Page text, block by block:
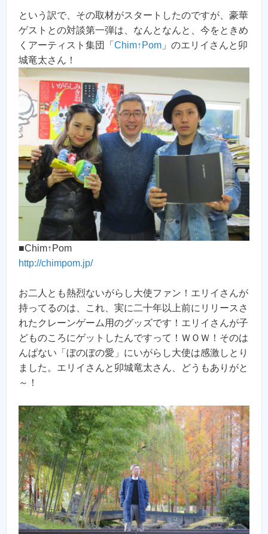
という訳で、その取材がスタートしたのですが、豪華
ゲストとの対談第一弾は、なんとなんと、今をときめ
くアーティスト集団「 Chim↑Pom 」のエリイさんと卯
城竜太さん！
■Chim↑Pom
http://chimpom.jp/
お二人とも熱烈ないがらし大使ファン！エリイさんが
持ってるのは、これ、実に二十年以上前にリリースさ
れたクレーンゲーム用のグッズです！エリイさんが子
どものころにゲットしたんですって！ＷＯＷ！そのは
んぱない「ぼのぼの愛」にいがらし大使は感激しとり
ました。エリイさんと卯城竜太さん、どうもありがと
～！